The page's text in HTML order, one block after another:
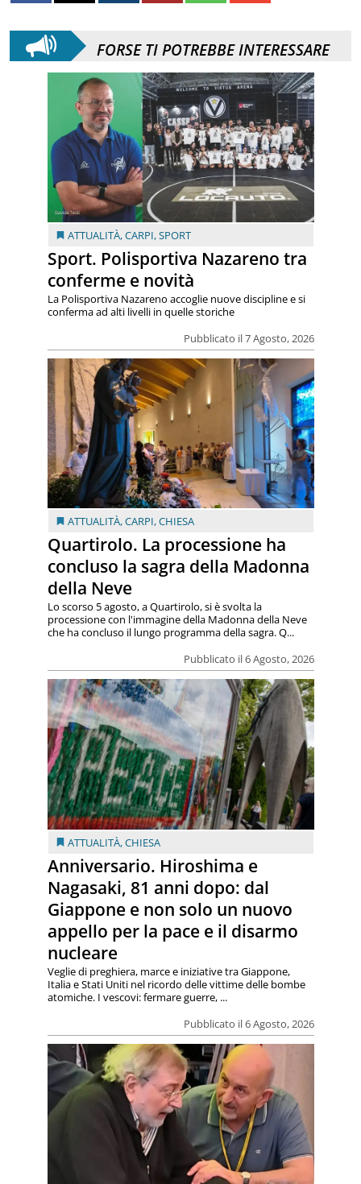
FORSE TI POTREBBE INTERESSARE
ATTUALITÀ,CARPI,SPORT
Sport. Polisportiva Nazareno tra
conferme e novità
Pubblicato il 7 Agosto, 2026
La Polisportiva Nazareno accoglie nuove discipline e si
conferma ad alti livelli in quelle storiche
ATTUALITÀ,CARPI,CHIESA
Quartirolo. La processione ha
concluso la sagra della Madonna
della Neve
Pubblicato il 6 Agosto, 2026
Lo scorso 5 agosto, a Quartirolo, si è svolta la
processione con l'immagine della Madonna della Neve
che ha concluso il lungo programma della sagra. Q...
ATTUALITÀ,CHIESA
Anniversario. Hiroshima e
Nagasaki, 81 anni dopo: dal
Giappone e non solo un nuovo
appello per la pace e il disarmo
nucleare
Pubblicato il 6 Agosto, 2026
Veglie di preghiera, marce e iniziative tra Giappone,
Italia e Stati Uniti nel ricordo delle vittime delle bombe
atomiche. I vescovi: fermare guerre, ...